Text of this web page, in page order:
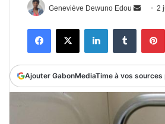
Geneviève Dewuno Edou
Envoyer
courriel
2
FacebookX LinkedinTumblr
Ajouter GabonMediaTime à vos